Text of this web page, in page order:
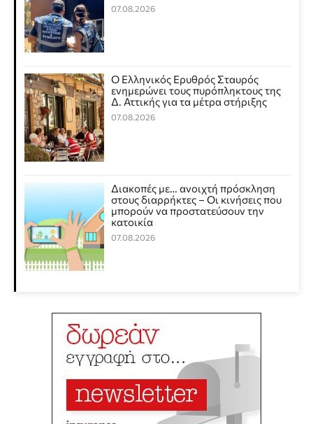
07.08.2026
Ο Ελληνικός Ερυθρός Σταυρός
ενημερώνει τους πυρόπληκτους της
Δ. Αττικής για τα μέτρα στήριξης
07.08.2026
Διακοπές με… ανοιχτή πρόσκληση
στους διαρρήκτες – Οι κινήσεις που
μπορούν να προστατεύσουν την
κατοικία
07.08.2026